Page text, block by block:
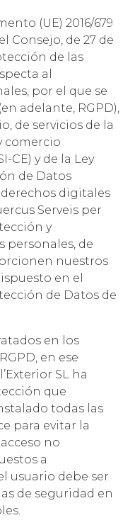
(UE) 2016/679
Consejo, de 27 de
de las
al
por el que se
adelante, RGPD),
de servicios de la
comercio
CE) y de la Ley
de Datos
digitales
Serveis per
y
personales, de
nuestros
en el
de Datos de
en los
en ese
SL ha
que
todas las
para evitar la
no
a
usuario debe ser
de seguridad en